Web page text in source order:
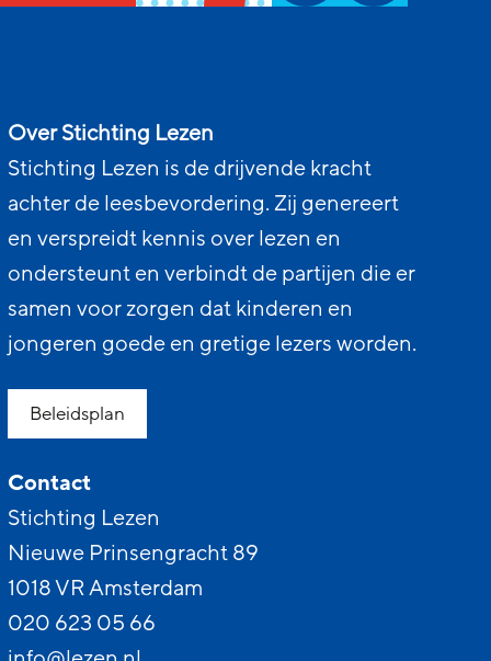
Over Stichting Lezen
Stichting Lezen is de drijvende kracht
achter de leesbevordering. Zij genereert
en verspreidt kennis over lezen en
ondersteunt en verbindt de partijen die er
samen voor zorgen dat kinderen en
jongeren goede en gretige lezers worden.
Beleidsplan
Contact
Stichting Lezen
Nieuwe Prinsengracht 89
1018 VR Amsterdam
020 623 05 66